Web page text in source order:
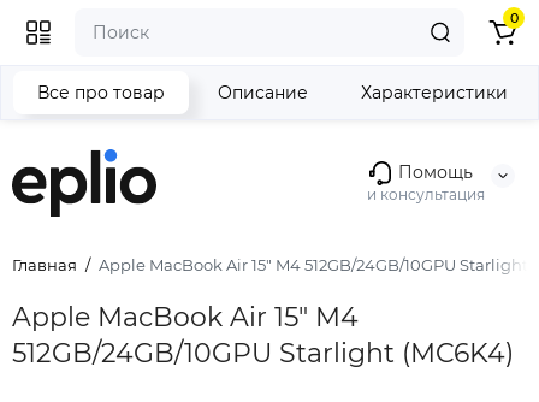
Помощь
и консультация
0
Главная Apple MacBook Air 15" M4 512GB/24GB/10GPU Starlight
Apple MacBook Air 15" M4
512GB/24GB/10GPU Starlight (MC6K4)
Все про товар Описание Характеристики